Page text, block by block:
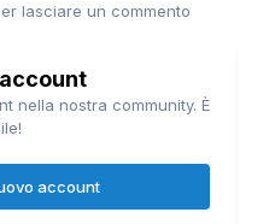
lasciare un commento
nella nostra community. È
account